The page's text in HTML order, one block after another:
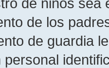
de los
de guardia
personal